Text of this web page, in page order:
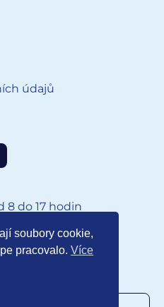
údajů
8 do 17 hodin
soubory cookie,
pracovalo.Více